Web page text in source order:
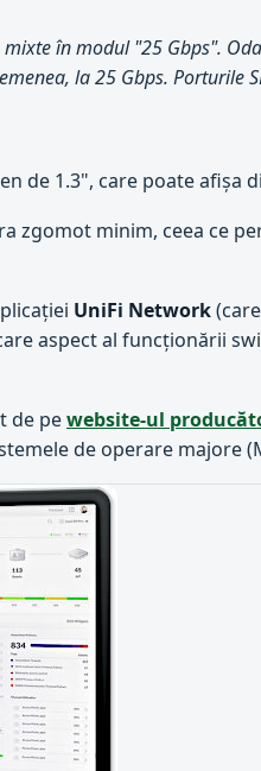
în modul "25 Gbps".
la 25 Gbps.
de 1.3", care poate
zgomot minim, ceea ce
UniFi Network
aspect al funcționării
de pewebsite-ul
de operare majore